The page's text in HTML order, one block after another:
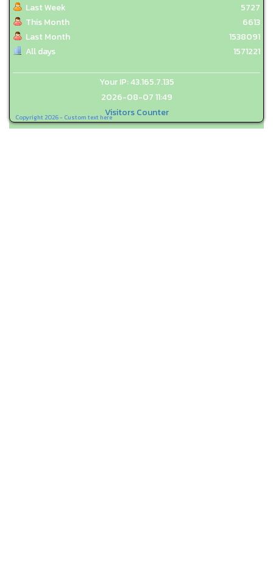
Copyright 2026 - Custom text here
Last Week
This Month
Last Month
All days
5727
6613
1538091
1571221
Your IP: 43.165.7.135
2026-08-07 11:49
Visitors Counter